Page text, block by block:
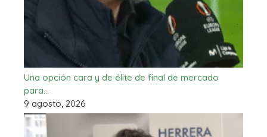
Una opción cara y de élite de final de mercado
para…
9 agosto, 2026